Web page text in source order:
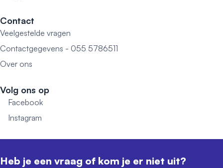
Contact
Veelgestelde vragen
Contactgegevens - 055 5786511
Over ons
Volg ons op
Facebook
Instagram
Heb je een vraag of kom je er niet uit?